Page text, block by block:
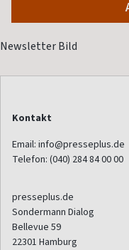
Kontakt
Email: info@presseplus.de
Telefon: (040) 284 84 00 00
presseplus.de
Sondermann Dialog
Bellevue 59
22301 Hamburg